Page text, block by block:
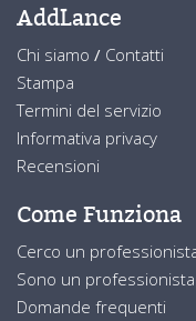
AddLance
Chi siamo / Contatti
Stampa
Termini del servizio
Informativa privacy
Recensioni
Come Funziona
Cerco un
Sono un professionista
Domande frequenti